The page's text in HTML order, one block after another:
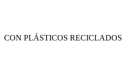
CON PLÁSTICOS RECICLADOS